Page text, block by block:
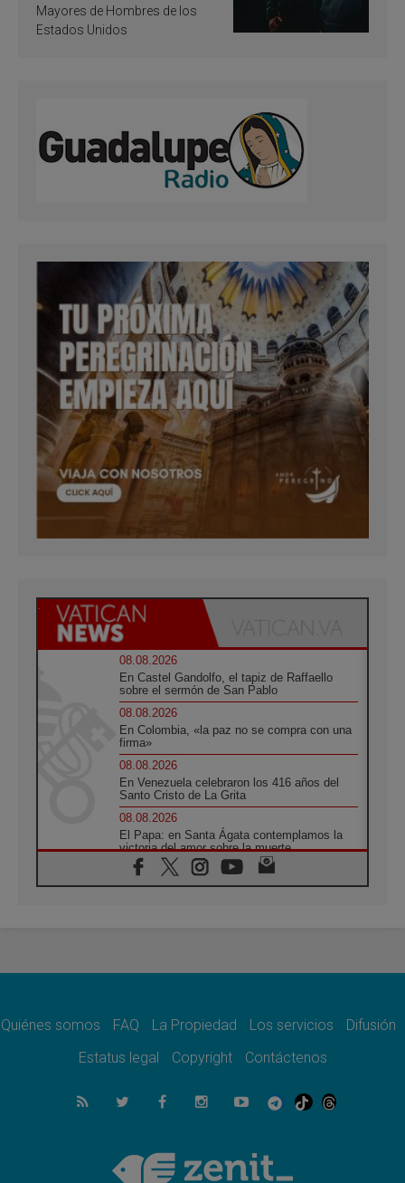
Mayores de Hombres de los
Estados Unidos
08.08.2026
En Castel Gandolfo, el tapiz de Raffaello
sobre el sermón de San Pablo
08.08.2026
En Colombia, «la paz no se compra con una
firma»
08.08.2026
En Venezuela celebraron los 416 años del
Santo Cristo de La Grita
08.08.2026
El Papa: en Santa Ágata contemplamos la
victoria del amor sobre la muerte
08.08.2026
León XIV visitará el Santuario de la Madre
07.08.2026
07.08.2026
el compromiso del cristiano"
La matanza de niños en Gaza no cesa: 300
muertos en 300 días
Tagle: La guerra desfigura el mundo, solo la
revelación de Dios lo transfigura
Quiénes somos FAQ La Propiedad Los servicios
Difusión
Estatus legal
Copyright Contáctenos